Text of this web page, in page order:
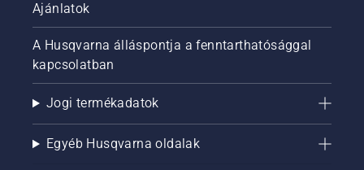
Ajánlatok
A Husqvarna álláspontja a fenntarthatósággal
kapcsolatban
Jogi termékadatok
Egyéb Husqvarna oldalak